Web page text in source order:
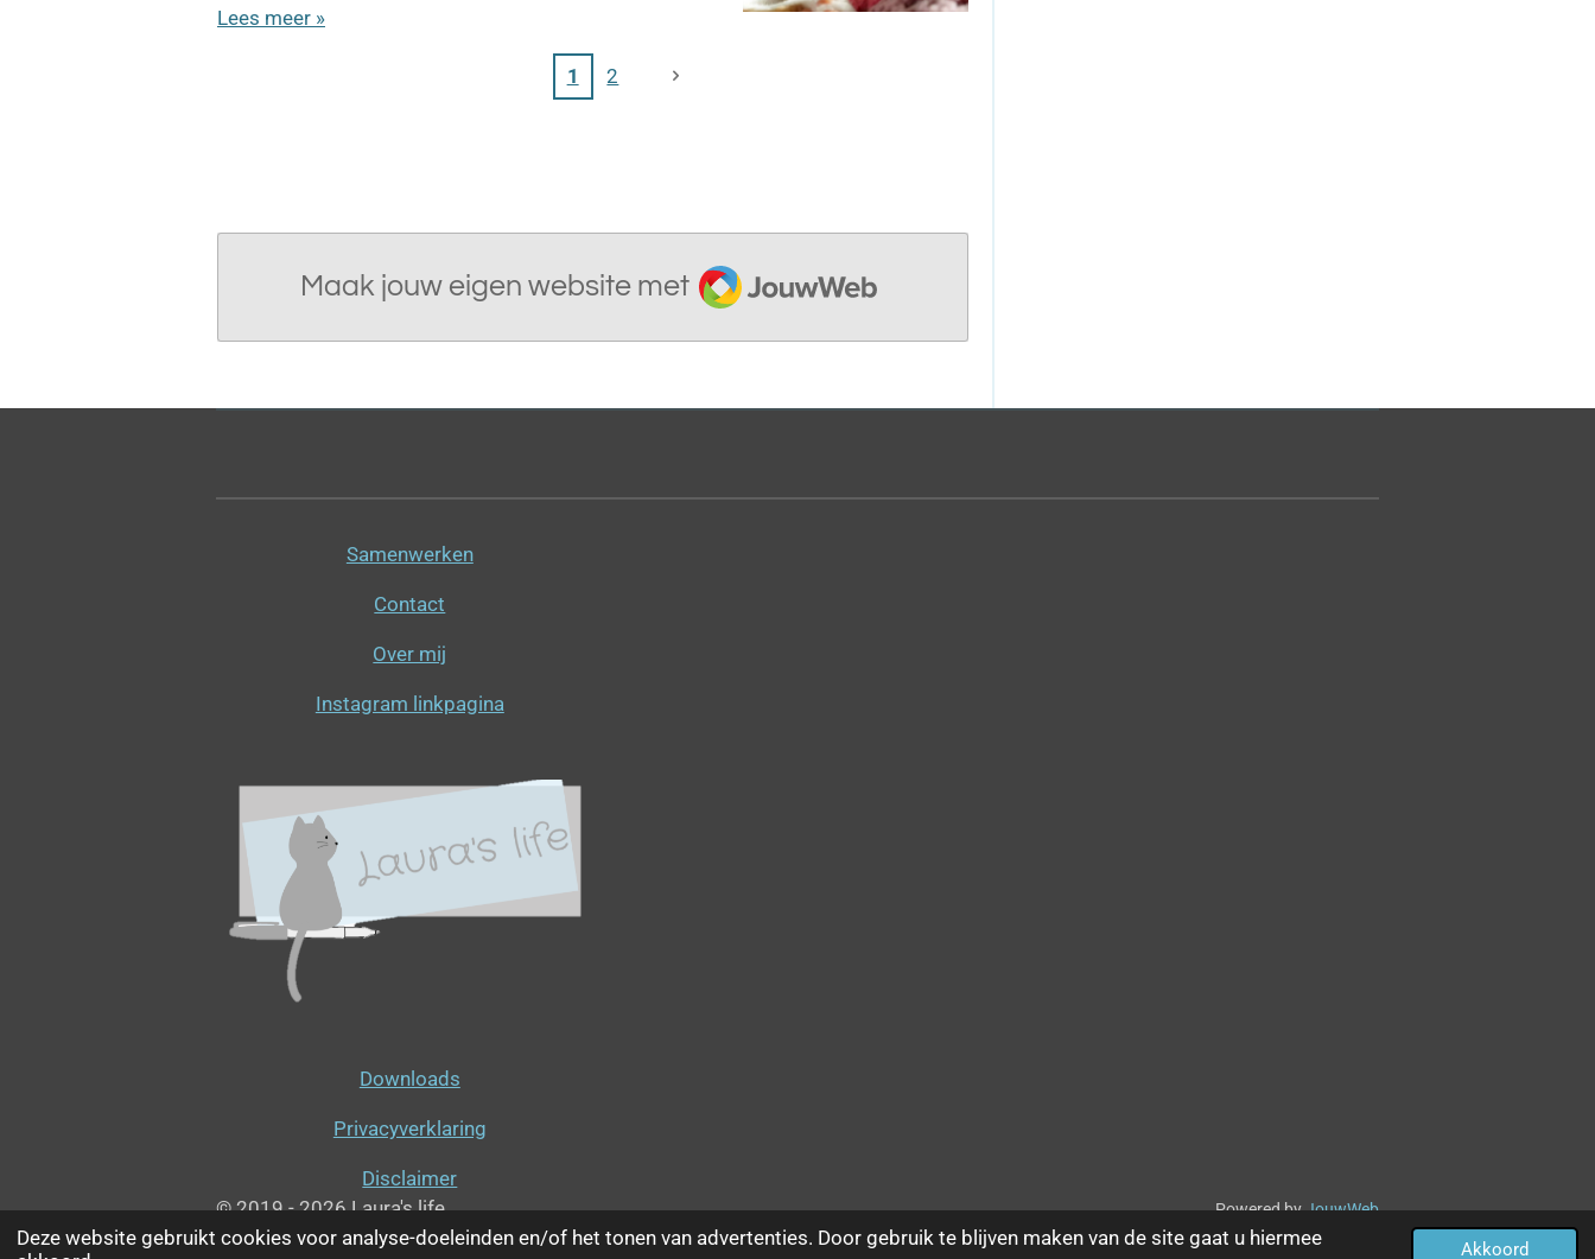
Deze website gebruikt cookies voor analyse-doeleinden en/of het tonen van advertenties. Door gebruik te blijven maken van de site gaat u hiermee
Akkoord
Lees meer »
1 2
Maak jouw eigen website met
JouwWeb
Samenwerken
Contact
Over mij
Instagram linkpagina
Downloads
Privacyverklaring
Disclaimer
© 2019 - 2026 Laura's life
Powered byJouwWeb